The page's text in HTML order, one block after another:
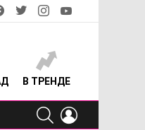
facebooktwitterinstagram
В ТРЕНДЕ
SEARCH